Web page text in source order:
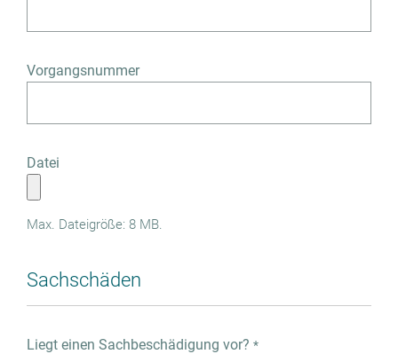
Vorgangsnummer
Datei
Max. Dateigröße: 8 MB.
Sachschäden
Liegt einen Sachbeschädigung vor? *